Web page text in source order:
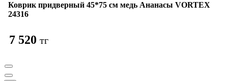
Коврик придверный 45*75 см медь Ананасы VORTEX
24316
7 520 тг